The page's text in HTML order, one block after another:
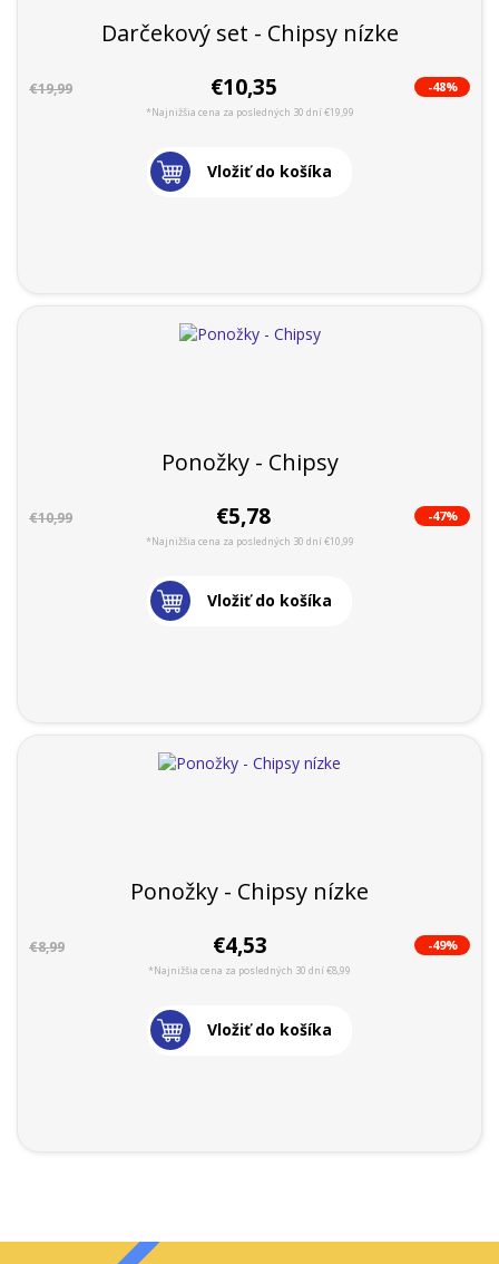
Darčekový set - Chipsy nízke
€19,99 €10,35 -48%
*Najnižšia cena za posledných 30 dní €19,99
Vložiť do košíka
Ponožky - Chipsy
€10,99 €5,78 -47%
*Najnižšia cena za posledných 30 dní €10,99
Vložiť do košíka
Ponožky - Chipsy nízke
€8,99 €4,53 -49%
*Najnižšia cena za posledných 30 dní €8,99
Vložiť do košíka